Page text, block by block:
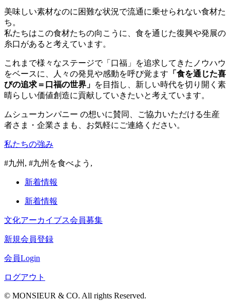
美味しい素材なのに困難な状況で流通に乗せられない食材た
ち。
私たちはこの食材たちの向こうに、食を通じた復興や発展の
糸口があると考えています。
これまで様々なステージで「口福」を追求してきたノウハウ
をベースに、人々の発見や感動を呼び覚ます 「食を通じた喜
びの追求＝口福の世界」 を目指し、新しい時代を切り開く素
晴らしい価値創造に貢献していきたいと考えています。
ムシューカンパニー の想いに賛同、ご協力いただける生産
者さま・企業さまも、お気軽にご連絡ください。
私たちの強み
#九州, #九州を食べよう,
新着情報
新着情報
文化アーカイブス会員募集
新規会員登録
会員Login
ログアウト
© MONSIEUR & CO. All rights Reserved.